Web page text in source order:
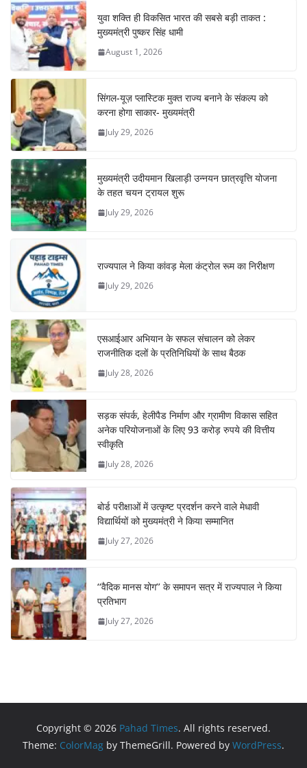
युवा शक्ति ही विकसित भारत की सबसे बड़ी ताकत :
मुख्यमंत्री पुष्कर सिंह धामी
August 1, 2026
सिंगल-यूज़ प्लास्टिक मुक्त राज्य बनाने के संकल्प को
करना होगा साकार- मुख्यमंत्री
July 29, 2026
मुख्यमंत्री उदीयमान खिलाड़ी उन्नयन छात्रवृत्ति योजना
के तहत चयन ट्रायल शुरू
July 29, 2026
राज्यपाल ने किया कांवड़ मेला कंट्रोल रूम का निरीक्षण
July 29, 2026
एसआईआर अभियान के सफल संचालन को लेकर
राजनीतिक दलों के प्रतिनिधियों के साथ बैठक
July 28, 2026
सड़क संपर्क, हेलीपैड निर्माण और ग्रामीण विकास सहित
अनेक परियोजनाओं के लिए 93 करोड़ रुपये की वित्तीय
स्वीकृति
July 28, 2026
बोर्ड परीक्षाओं में उत्कृष्ट प्रदर्शन करने वाले मेधावी
विद्यार्थियों को मुख्यमंत्री ने किया सम्मानित
July 27, 2026
‘‘वैदिक मानस योग’’ के समापन सत्र में राज्यपाल ने किया
प्रतिभाग
July 27, 2026
Copyright © 2026 Pahad Times. All rights reserved.
Theme: ColorMag by ThemeGrill. Powered by WordPress.